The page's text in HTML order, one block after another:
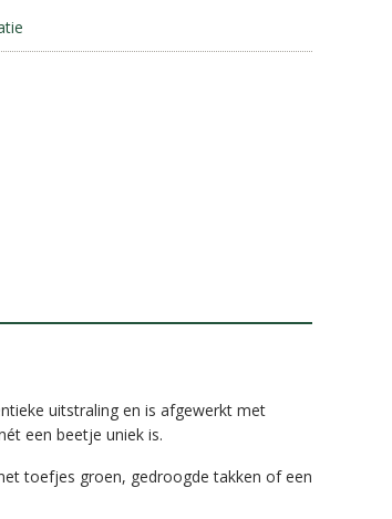
uitstraling en is afgewerkt met
een beetje uniek is.
toefjes groen, gedroogde takken of een